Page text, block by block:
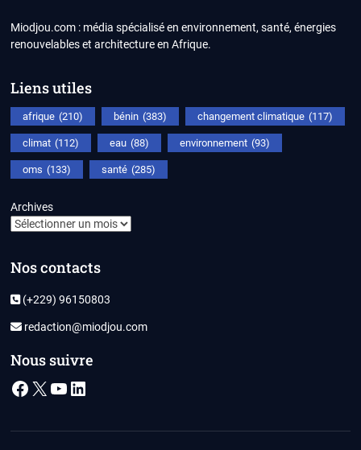
Miodjou.com : média spécialisé en environnement, santé, énergies
renouvelables et architecture en Afrique.
Liens utiles
afrique (210) bénin (383) changement climatique (117)
climat (112) eau (88) environnement (93)
oms (133) santé (285)
Archives
Nos contacts
(+229) 96150803
redaction@miodjou.com
Nous suivre
Facebook
X YouTube
LinkedIn